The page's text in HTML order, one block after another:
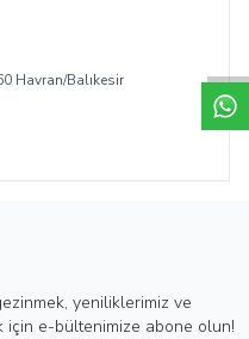
Havran/Balıkesir
yeniliklerimiz ve
için e-bültenimize abone olun!